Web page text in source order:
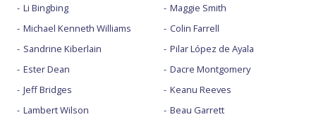
Li Bingbing
Michael Kenneth Williams
Sandrine Kiberlain
Ester Dean
Jeff Bridges
Lambert Wilson
Maggie Smith
Colin Farrell
Pilar López de Ayala
Dacre Montgomery
Keanu Reeves
Beau Garrett